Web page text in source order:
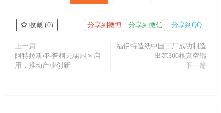
收藏 (0) 分享到QQ
分享到微信
分享到微博
上一篇
阿特拉斯•科普柯无锡园区启
用，推动产业创新
福伊特造纸中国工厂成功制造
出第300根真空辊
下一篇